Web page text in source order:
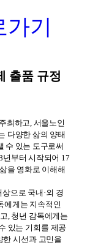
가기
출품 규정
최하고 서울노인
다양한 삶의 양태
수 있는 도구로써
년부터 시작되어 17
을 영화로 이해해
으로 국내 ·외 경
에게는 지속적인
청년 감독에게는
있는 기회를 제공
한 시선과 고민을